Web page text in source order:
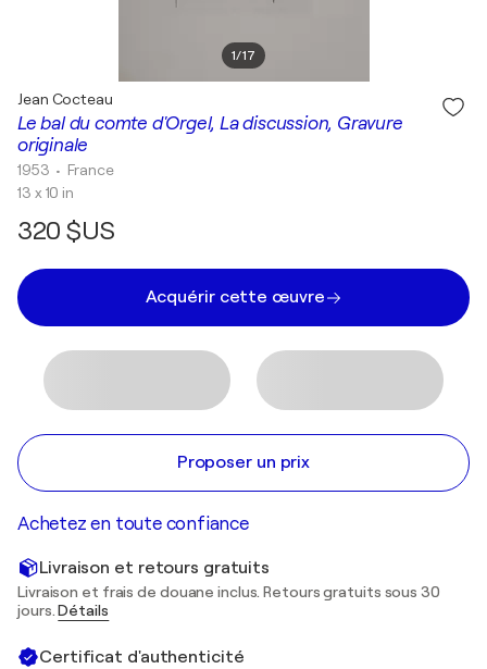
1/17
Le bal du comte d'Orgel, La discussion, Gravure
originale
Jean Cocteau
1953 • France
13 x 10 in
320 $US
Acquérir cette œuvre
Proposer un prix
Achetez en toute confiance
Livraison et retours gratuits
Livraison et frais de douane inclus. Retours gratuits sous 30
jours.Détails
Certificat d'authenticité